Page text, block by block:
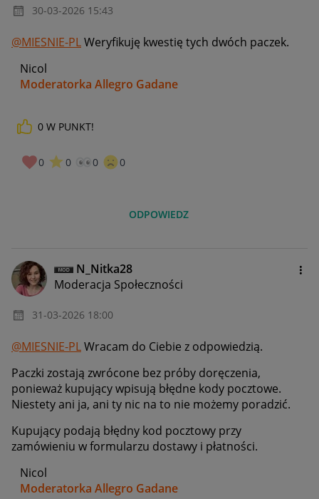
‎30-03-2026 15:43
@MIESNIE-PLWeryfikuję kwestię tych dwóch paczek.
Nicol
Moderatorka Allegro Gadane
0 W PUNKT!
0 0 0 0
ODPOWIEDZ
N_Nitka28
Moderacja Społeczności
‎31-03-2026 18:00
@MIESNIE-PLWracam do Ciebie z odpowiedzią.
Paczki zostają zwrócone bez próby doręczenia,
ponieważ kupujący wpisują błędne kody pocztowe.
Niestety ani ja, ani ty nic na to nie możemy poradzić.
Kupujący podają błędny kod pocztowy przy
zamówieniu w formularzu dostawy i płatności.
Nicol
Moderatorka Allegro Gadane